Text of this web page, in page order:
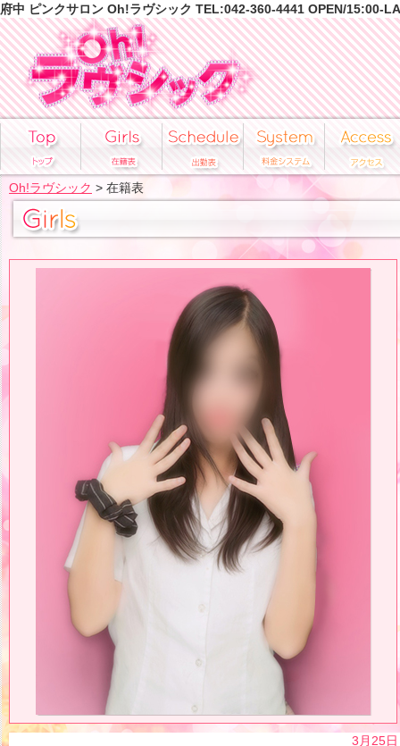
府中 ピンクサロン Oh!ラヴシック TEL:042-360-4441 OPEN/15:00-
Oh!ラヴシック > 在籍表